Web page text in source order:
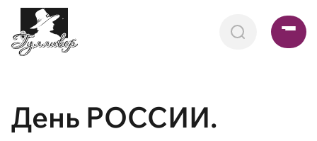
День РОССИИ.